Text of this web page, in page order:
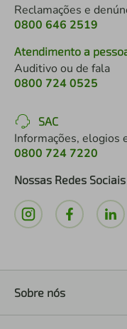
Reclamações e
0800 646 2519
Atendimento a
Auditivo ou de fala
0800 724 0525
SAC
Informações, elogios
0800 724 7220
Nossas Redes Sociais
Sobre nós